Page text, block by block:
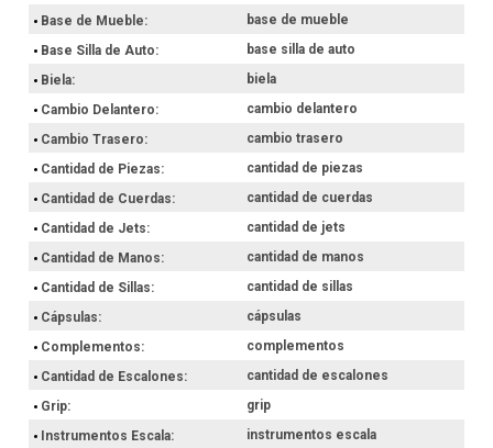
Base de Mueble
base de mueble
Base Silla de Auto
base silla de auto
Biela
biela
Cambio Delantero
cambio delantero
Cambio Trasero
cambio trasero
Cantidad de Piezas
cantidad de piezas
Cantidad de Cuerdas
cantidad de cuerdas
Cantidad de Jets
cantidad de jets
Cantidad de Manos
cantidad de manos
Cantidad de Sillas
cantidad de sillas
Cápsulas
cápsulas
Complementos
complementos
Cantidad de Escalones
cantidad de escalones
Grip
grip
Instrumentos Escala
instrumentos escala